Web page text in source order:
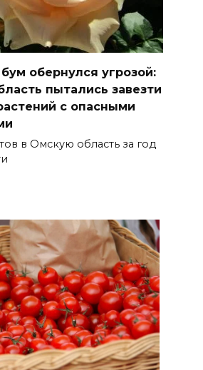
обернулся угрозой:
пытались завезти
с опасными
в Омскую область за год